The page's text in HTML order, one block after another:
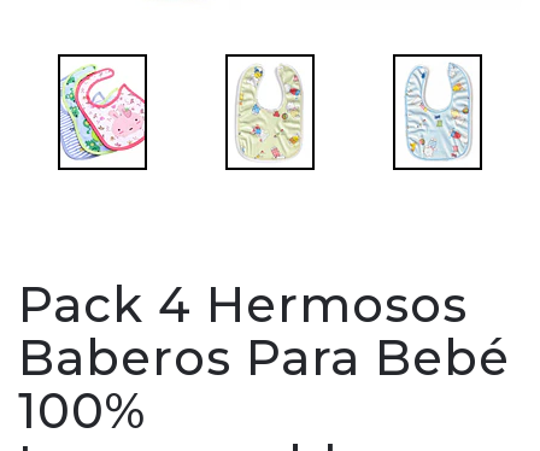
Pack 4 Hermosos
Baberos Para Bebé
100%